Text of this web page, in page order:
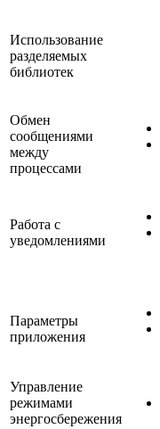
Использование
разделяемых
библиотек
Обмен
сообщениями
между
процессами
Работа с
уведомлениями
Параметры
приложения
Управление
режимами
энергосбережения